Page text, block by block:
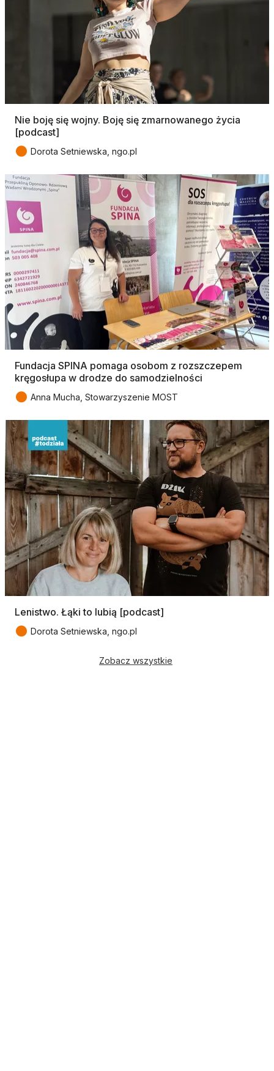
Nie boję się wojny. Boję się zmarnowanego życia
[podcast]
● Dorota Setniewska, ngo.pl
Fundacja SPINA pomaga osobom z rozszczepem
kręgosłupa w drodze do samodzielności
● Anna Mucha, Stowarzyszenie MOST
Lenistwo. Łąki to lubią [podcast]
● Dorota Setniewska, ngo.pl
Zobacz wszystkie